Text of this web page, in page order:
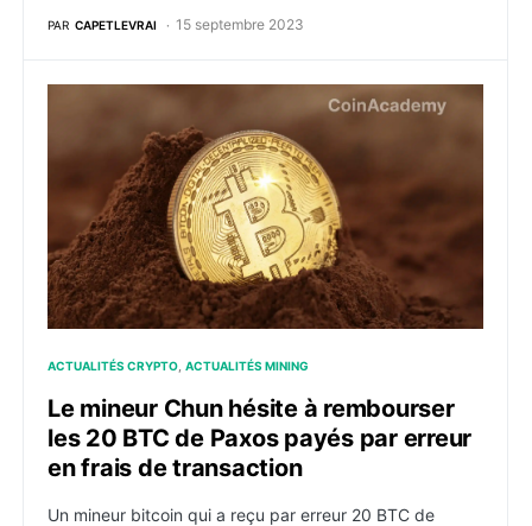
PAR CAPETLEVRAI 15 septembre 2023
Le mineur Chun hésite à rembourser les 20 BTC de
ACTUALITÉS CRYPTO ACTUALITÉS MINING
Le mineur Chun hésite à rembourser
les 20 BTC de Paxos payés par erreur
en frais de transaction
Un mineur bitcoin qui a reçu par erreur 20 BTC de